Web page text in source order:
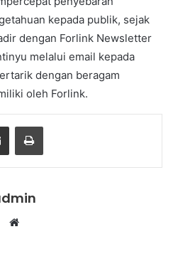
kepada publik, sejak
dengan Forlink Newsletter
melalui email kepada
dengan beragam
oleh Forlink.
Share via Email Print
Website